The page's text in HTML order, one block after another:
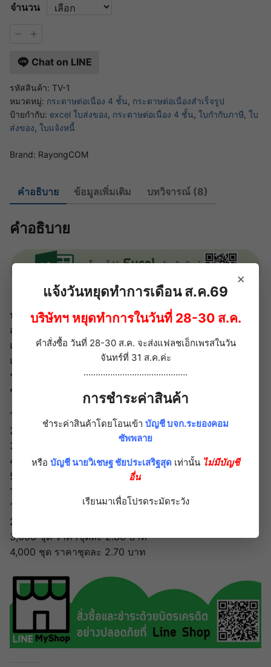
จำนวน
จำนวน
สำเร็จรูป
ต่อ
เนื่อง
เคมี
4
ชั้น
กำกับ
ส่ง
ของ/
แจ้ง
หนี้
Chat on LINE
รหัสสินค้า: TV-1
หมวดหมู่: กระดาษต่อเนื่อง 4 ชั้น, กระดาษต่อเนื่องสำเร็จรูป
ป้ายกำกับ: excel ใบส่งของ, กระดาษต่อเนื่อง 4 ชั้น, ใบกำกับภาษี, ใบ
ส่งของ, ใบแจ้งหนี้
Brand: RayongCOM
คำอธิบาย ข้อมูลเพิ่มเติม บทวิจารณ์ (8)
คำอธิบาย
ฟอร์มกระดาษต่อเนื่องเคมี 4 ชั้น ใบกำกับภาษี/ใบแจ้งหนี้/ใบ
ส่งสินค้า เหมาะสำหรับการขายเชื่อ ขายเครดิต
แนะนำใช้คู่กับ (RE)ฟอร์มกระดาษต่อเนื่อง 2 ชั้น ใบเสร็จรับ
เงิน
ราคากระดาษต่อเนื่อง 4 ชั้น (ราคายังไม่รวม VAT และค่า
ขนส่ง)
100 ชุด ราคาชุดละ 3.80 บาท
200 ชุด ราคาชุดละ 3.60 บาท
300 ชุด ราคาชุดละ 3.50 บาท
400 ชุด ราคาชุดละ 3.40 บาท
500 ชุด ราคาชุดละ 3.30 บาท
1,000 ชุด ราคาชุดละ 3.10 บาท
1,500 ชุด ราคาชุดละ 3.00 บาท
2,000 ชุด ราคาชุดละ 2.90 บาท
3,000 ชุด ราคาชุดละ 2.80 บาท
4,000 ชุด ราคาชุดละ 2.70 บาท
×
แจ้งวันหยุดทำการเดือน ส.ค.69
บริษัทฯ หยุดทำการในวันที่ 28-30 ส.ค.
คำสั่งซื้อ วันที่ 28-30 ส.ค. จะส่งแฟลชเอ็กเพรสในวัน
จันทร์ที่ 31 ส.ค.ค่ะ
…………………………………….
การชำระค่าสินค้า
ชำระค่าสินค้าโดยโอนเข้า บัญชี บจก.ระยองคอม
ซัพพลาย
หรือ บัญชี นายวิเชษฐ ชัยประเสริฐสุด เท่านั้น ไม่มีบัญชี
อื่น
เรียนมาเพื่อโปรดระมัดระวัง